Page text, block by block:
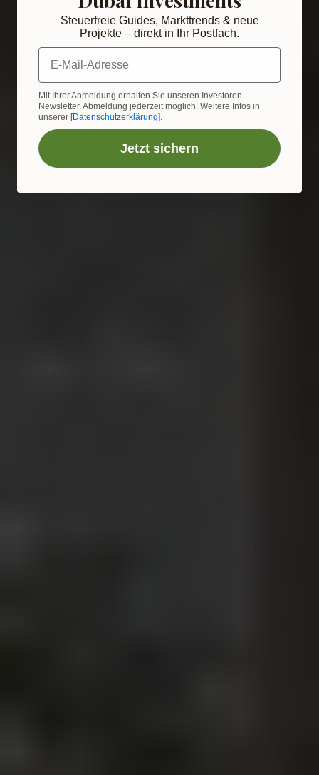
Steuerfreie Guides, Markttrends & neue
Projekte – direkt in Ihr Postfach.
E-Mail-Adresse
Mit Ihrer Anmeldung erhalten Sie unseren Investoren-
Newsletter. Abmeldung jederzeit möglich. Weitere Infos in
unserer [Datenschutzerklärung].
Jetzt sichern